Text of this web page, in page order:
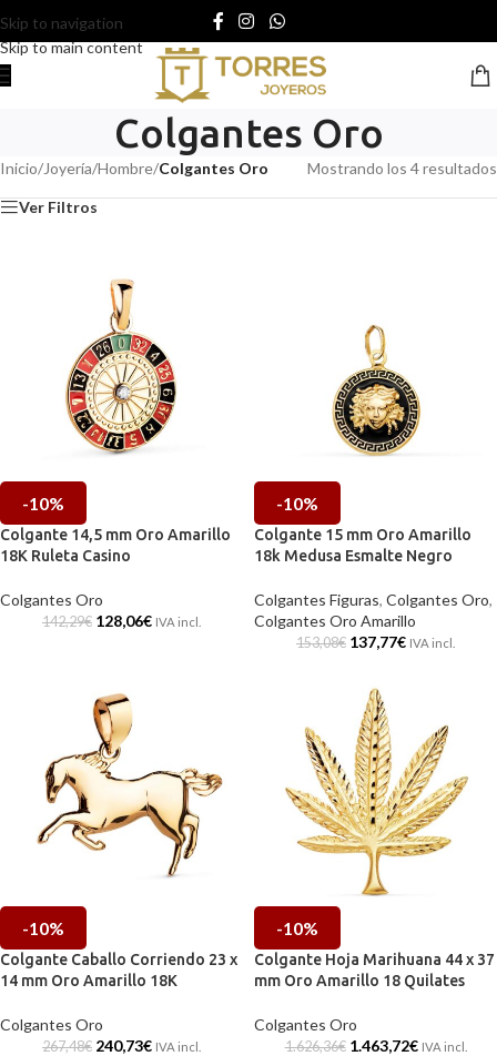
Skip to navigation
Skip to main content
Colgantes Oro
Inicio/Joyería/Hombre/Colgantes Oro Mostrando los 4 resultados
Ver Filtros
-10%
Colgante 14,5 mm Oro Amarillo
18K Ruleta Casino
Colgantes Oro
142,29€ 128,06€ IVA incl.
-10%
Colgante 15 mm Oro Amarillo
18k Medusa Esmalte Negro
Colgantes Figuras, Colgantes Oro,
Colgantes Oro Amarillo
153,08€ 137,77€ IVA incl.
-10%
Colgante Caballo Corriendo 23 x
14 mm Oro Amarillo 18K
Colgantes Oro
267,48€ 240,73€ IVA incl.
-10%
Colgante Hoja Marihuana 44 x 37
mm Oro Amarillo 18 Quilates
Colgantes Oro
1.626,36€ 1.463,72€ IVA incl.